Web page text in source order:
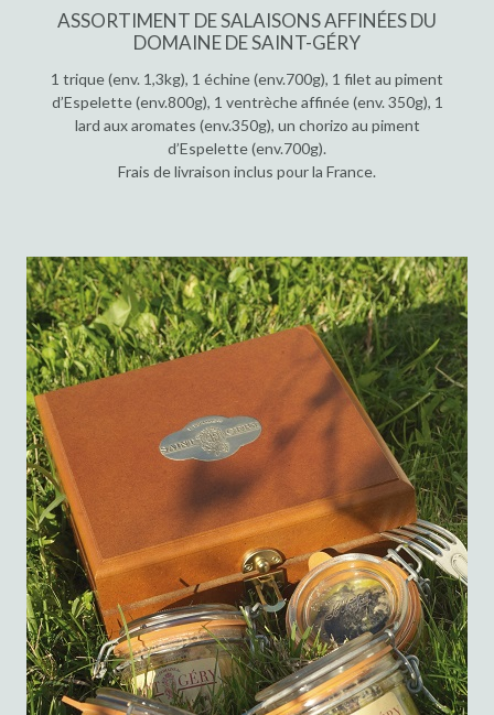
ASSORTIMENT DE SALAISONS AFFINÉES DU
DOMAINE DE SAINT-GÉRY
1 trique (env. 1,3kg), 1 échine (env.700g), 1 filet au piment
d’Espelette (env.800g), 1 ventrèche affinée (env. 350g), 1
lard aux aromates (env.350g), un chorizo au piment
d’Espelette (env.700g).
Frais de livraison inclus pour la France.